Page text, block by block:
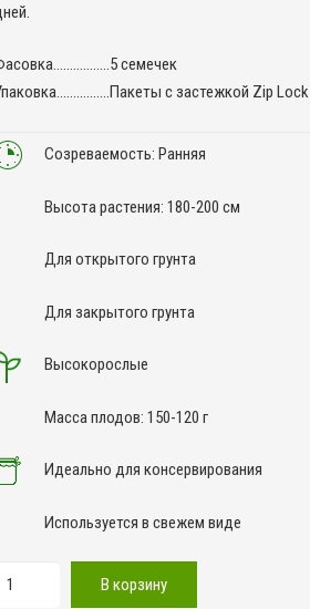
семечек
с застежкой Zip Lock
Созреваемость: Ранняя
Высота растения: 180-200 см
Для открытого грунта
Для закрытого грунта
Высокорослые
Масса плодов: 150-120 г
Идеально для консервирования
Используется в свежем виде
В корзину